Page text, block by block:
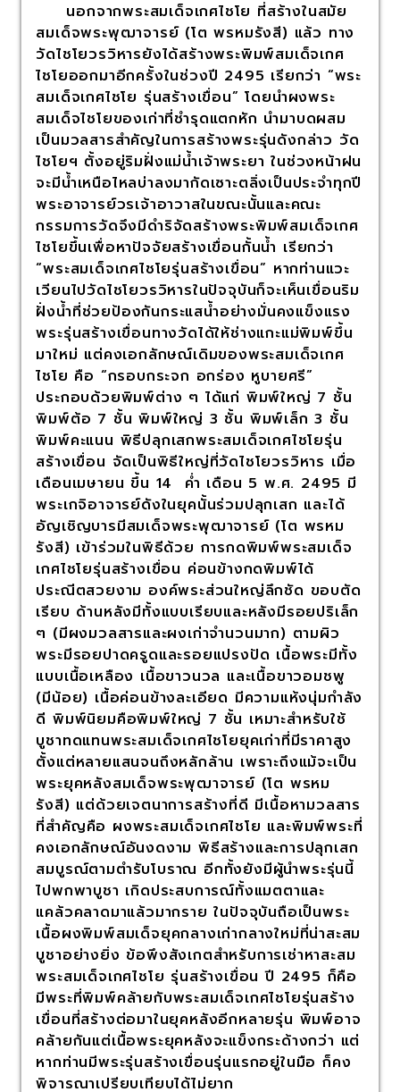
นอกจากพระสมเด็จเกศไชโย ที่สร้างในสมัย
สมเด็จพระพุฒาจารย์ (โต พรหมรังสี) แล้ว ทาง
วัดไชโยวรวิหารยังได้สร้างพระพิมพ์สมเด็จเกศ
ไชโยออกมาอีกครั้งในช่วงปี 2495 เรียกว่า “พระ
สมเด็จเกศไชโย รุ่นสร้างเขื่อน” โดยนำผงพระ
สมเด็จไชโยของเก่าที่ชำรุดแตกหัก นำมาบดผสม
เป็นมวลสารสำคัญในการสร้างพระรุ่นดังกล่าว วัด
ไชโยฯ ตั้งอยู่ริมฝั่งแม่น้ำเจ้าพระยา ในช่วงหน้าฝน
จะมีน้ำเหนือไหลบ่าลงมากัดเซาะตลิ่งเป็นประจำทุกปี
พระอาจารย์วรเจ้าอาวาสในขณะนั้นและคณะ
กรรมการวัดจึงมีดำริจัดสร้างพระพิมพ์สมเด็จเกศ
ไชโยขึ้นเพื่อหาปัจจัยสร้างเขื่อนกั้นน้ำ เรียกว่า
“พระสมเด็จเกศไชโยรุ่นสร้างเขื่อน” หากท่านแวะ
เวียนไปวัดไชโยวรวิหารในปัจจุบันก็จะเห็นเขื่อนริม
ฝั่งน้ำที่ช่วยป้องกันกระแสน้ำอย่างมั่นคงแข็งแรง
พระรุ่นสร้างเขื่อนทางวัดได้ให้ช่างแกะแม่พิมพ์ขึ้น
มาใหม่ แต่คงเอกลักษณ์เดิมของพระสมเด็จเกศ
ไชโย คือ “กรอบกระจก อกร่อง หูบายศรี”
ประกอบด้วยพิมพ์ต่าง ๆ ได้แก่ พิมพ์ใหญ่ 7 ชั้น
พิมพ์ต้อ 7 ชั้น พิมพ์ใหญ่ 3 ชั้น พิมพ์เล็ก 3 ชั้น
พิมพ์คะแนน พิธีปลุกเสกพระสมเด็จเกศไชโยรุ่น
สร้างเขื่อน จัดเป็นพิธีใหญ่ที่วัดไชโยวรวิหาร เมื่อ
เดือนเมษายน ขึ้น 14 ค่ำ เดือน 5 พ.ศ. 2495 มี
พระเกจิอาจารย์ดังในยุคนั้นร่วมปลุกเสก และได้
อัญเชิญบารมีสมเด็จพระพุฒาจารย์ (โต พรหม
รังสี) เข้าร่วมในพิธีด้วย การกดพิมพ์พระสมเด็จ
เกศไชโยรุ่นสร้างเขื่อน ค่อนข้างกดพิมพ์ได้
ประณีตสวยงาม องค์พระส่วนใหญ่ลึกชัด ขอบตัด
เรียบ ด้านหลังมีทั้งแบบเรียบและหลังมีรอยปริเล็ก
ๆ (มีผงมวลสารและผงเก่าจำนวนมาก) ตามผิว
พระมีรอยปาดครูดและรอยแปรงปัด เนื้อพระมีทั้ง
แบบเนื้อเหลือง เนื้อขาวนวล และเนื้อขาวอมชพู
(มีน้อย) เนื้อค่อนข้างละเอียด มีความแห้งนุ่มกำลัง
ดี พิมพ์นิยมคือพิมพ์ใหญ่ 7 ชั้น เหมาะสำหรับใช้
บูชาทดแทนพระสมเด็จเกศไชโยยุคเก่าที่มีราคาสูง
ตั้งแต่หลายแสนจนถึงหลักล้าน เพราะถึงแม้จะเป็น
พระยุคหลังสมเด็จพระพุฒาจารย์ (โต พรหม
รังสี) แต่ด้วยเจตนาการสร้างที่ดี มีเนื้อหามวลสาร
ที่สำคัญคือ ผงพระสมเด็จเกศไชโย และพิมพ์พระที่
คงเอกลักษณ์อันงดงาม พิธีสร้างและการปลุกเสก
สมบูรณ์ตามตำรับโบราณ อีกทั้งยังมีผู้นำพระรุ่นนี้
ไปพกพาบูชา เกิดประสบการณ์ทั้งแมตตาและ
แคล้วคลาดมาแล้วมากราย ในปัจจุบันถือเป็นพระ
เนื้อผงพิมพ์สมเด็จยุคกลางเก่ากลางใหม่ที่น่าสะสม
บูชาอย่างยิ่ง ข้อพึงสังเกตสำหรับการเช่าหาสะสม
พระสมเด็จเกศไชโย รุ่นสร้างเขื่อน ปี 2495 ก็คือ
มีพระที่พิมพ์คล้ายกับพระสมเด็จเกศไชโยรุ่นสร้าง
เขื่อนที่สร้างต่อมาในยุคหลังอีกหลายรุ่น พิมพ์อาจ
คล้ายกันแต่เนื้อพระยุคหลังจะแข็งกระด้างกว่า แต่
หากท่านมีพระรุ่นสร้างเขื่อนรุ่นแรกอยู่ในมือ ก็คง
พิจารณาเปรียบเทียบได้ไม่ยาก